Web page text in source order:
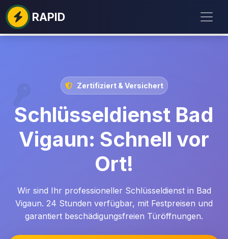
RAPID
Zertifiziert & Versichert
Schlüsseldienst Bad
Vigaun: Schnell vor
Ort!
Wir sind Ihr professioneller Schlüsseldienst in Bad
Vigaun. 24 Stunden verfügbar, mit Festpreisen und
garantiert beschädigungsfreien Türöffnungen.